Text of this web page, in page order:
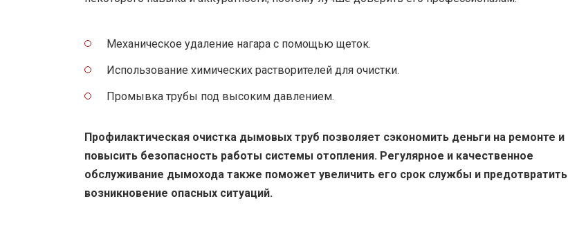
Механическое удаление нагара с помощью щеток.
Использование химических растворителей для очистки.
Промывка трубы под высоким давлением.
Профилактическая очистка дымовых труб позволяет сэкономить деньги на ремонте и
повысить безопасность работы системы отопления. Регулярное и качественное
обслуживание дымохода также поможет увеличить его срок службы и предотвратить
возникновение опасных ситуаций.